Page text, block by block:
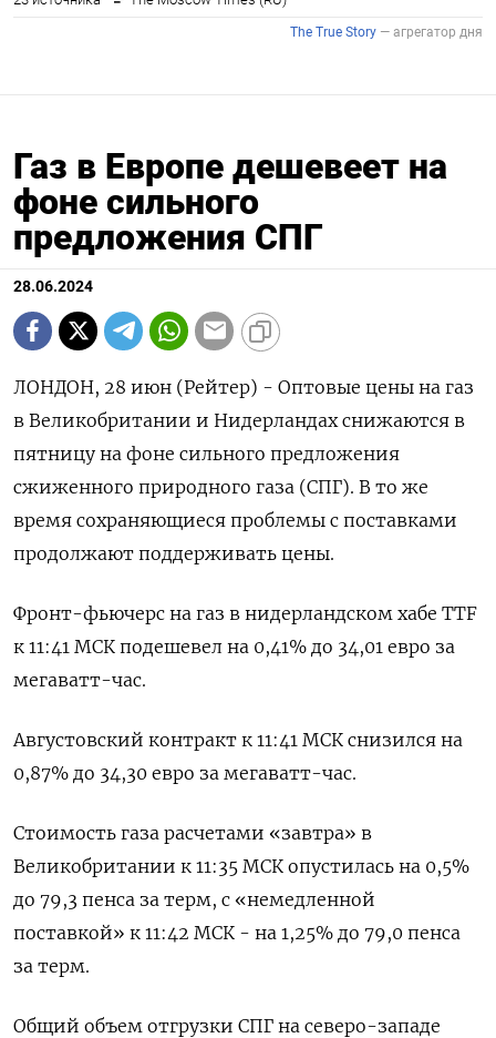
Газ в Европе дешевеет на
фоне сильного
предложения СПГ
28.06.2024
ЛОНДОН, 28 июн (Рейтер) - Оптовые цены на газ
в Великобритании и Нидерландах снижаются в
пятницу на фоне сильного предложения
сжиженного природного газа (СПГ). В то же
время сохраняющиеся проблемы с поставками
продолжают поддерживать цены.
Фронт-фьючерс на газ в нидерландском хабе TTF
к 11:41 МСК подешевел на 0,41% до 34,01 евро за
мегаватт-час.
Августовский контракт к 11:41 МСК снизился на
0,87% до 34,30 евро за мегаватт-час.
Стоимость газа расчетами «завтра» в
Великобритании к 11:35 МСК опустилась на 0,5%
до 79,3 пенса за терм, с «немедленной
поставкой» к 11:42 МСК - на 1,25% до 79,0 пенса
за терм.
Общий объем отгрузки СПГ на северо-западе